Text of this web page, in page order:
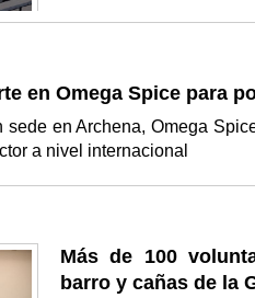
en Omega Spice para
sede en Archena, Omega
a nivel internacional
Más de 100
barro y cañas de la